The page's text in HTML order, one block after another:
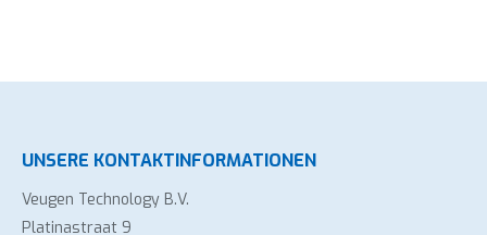
UNSERE KONTAKTINFORMATIONEN
Veugen Technology B.V.
Platinastraat 9